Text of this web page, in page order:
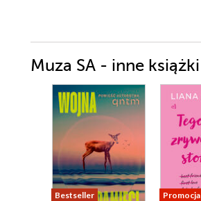
Muza SA - inne książki
Bestseller
Promocja